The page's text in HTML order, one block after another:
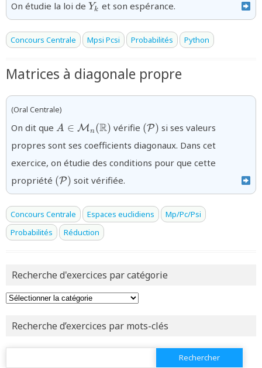
On étudie la loi de Y_k
Yk et son espérance.
Concours Centrale Mpsi Pcsi Probabilités Python
Matrices à diagonale propre
(Oral Centrale)
On dit que {A\in\mathcal{M}_{n}
(\mathbb{R})}
A ∈ Mn (R) vérifie {(\mathcal{P})}
(P) si ses valeurs
propres sont ses coefficients diagonaux. Dans cet
exercice, on étudie des conditions pour que cette
propriété {(\mathcal{P})}
(P) soit vérifiée.
Concours Centrale Espaces euclidiens
Mp/Pc/Psi
Probabilités
Réduction
Recherche d'exercices par catégorie
Recherche d’exercices par mots-clés
Rechercher :